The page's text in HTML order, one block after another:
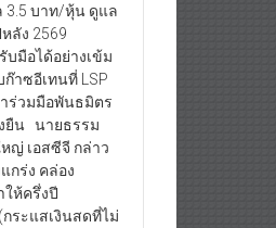
3.5 บาท/หุ้น ดูแล
ลัง 2569
บมือได้อย่างเข้ม
าซอีเทนที่ LSP
ร่วมมือพันธมิตร
ยืน นายธรรม
ญ่ เอสซีจี กล่าว
กร่ง คล่อง
ห้ครึ่งปี
กระแสเงินสดที่ไม่